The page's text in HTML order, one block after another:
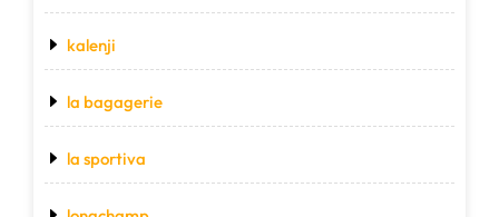
kalenji
la bagagerie
la sportiva